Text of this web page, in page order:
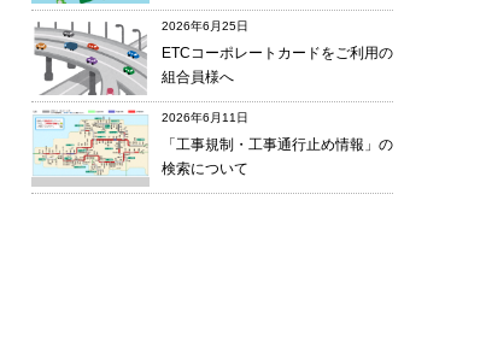
2026年6月25日
ETCコーポレートカードをご利用の
組合員様へ
2026年6月11日
「工事規制・工事通行止め情報」の
検索について